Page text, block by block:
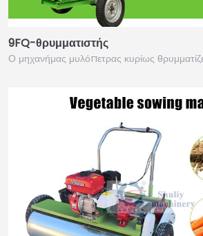
9FQ-θρυμματιστής
Ο μηχανήμας μυλόπετρας κυρίως